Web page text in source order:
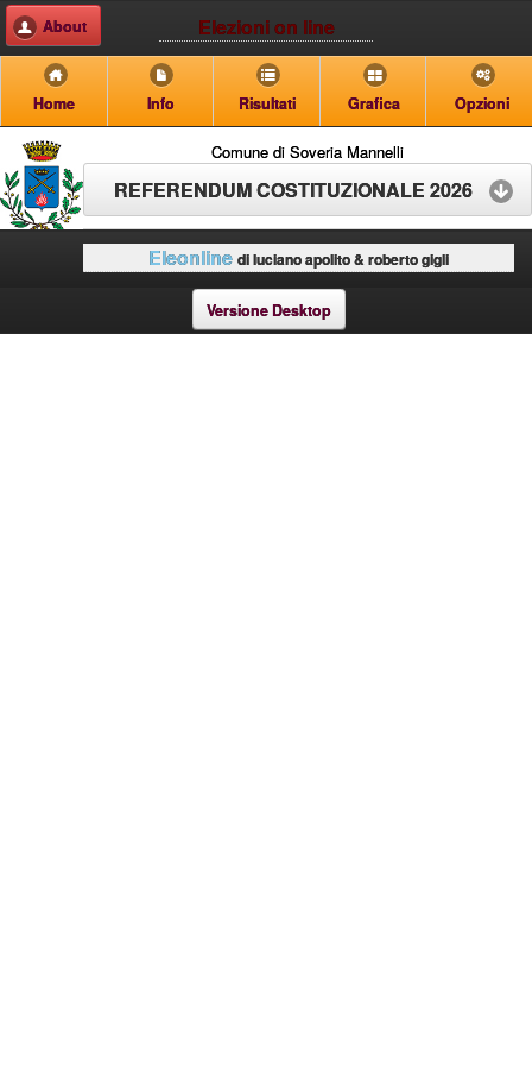
Elezioni on line
About
Home Info Risultati Grafica Opzioni
Comune di Soveria Mannelli
REFERENDUM COSTITUZIONALE 2026
Eleonline di luciano apolito & roberto gigli
Versione Desktop